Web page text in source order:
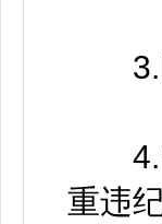
3.因
4.曾
重违